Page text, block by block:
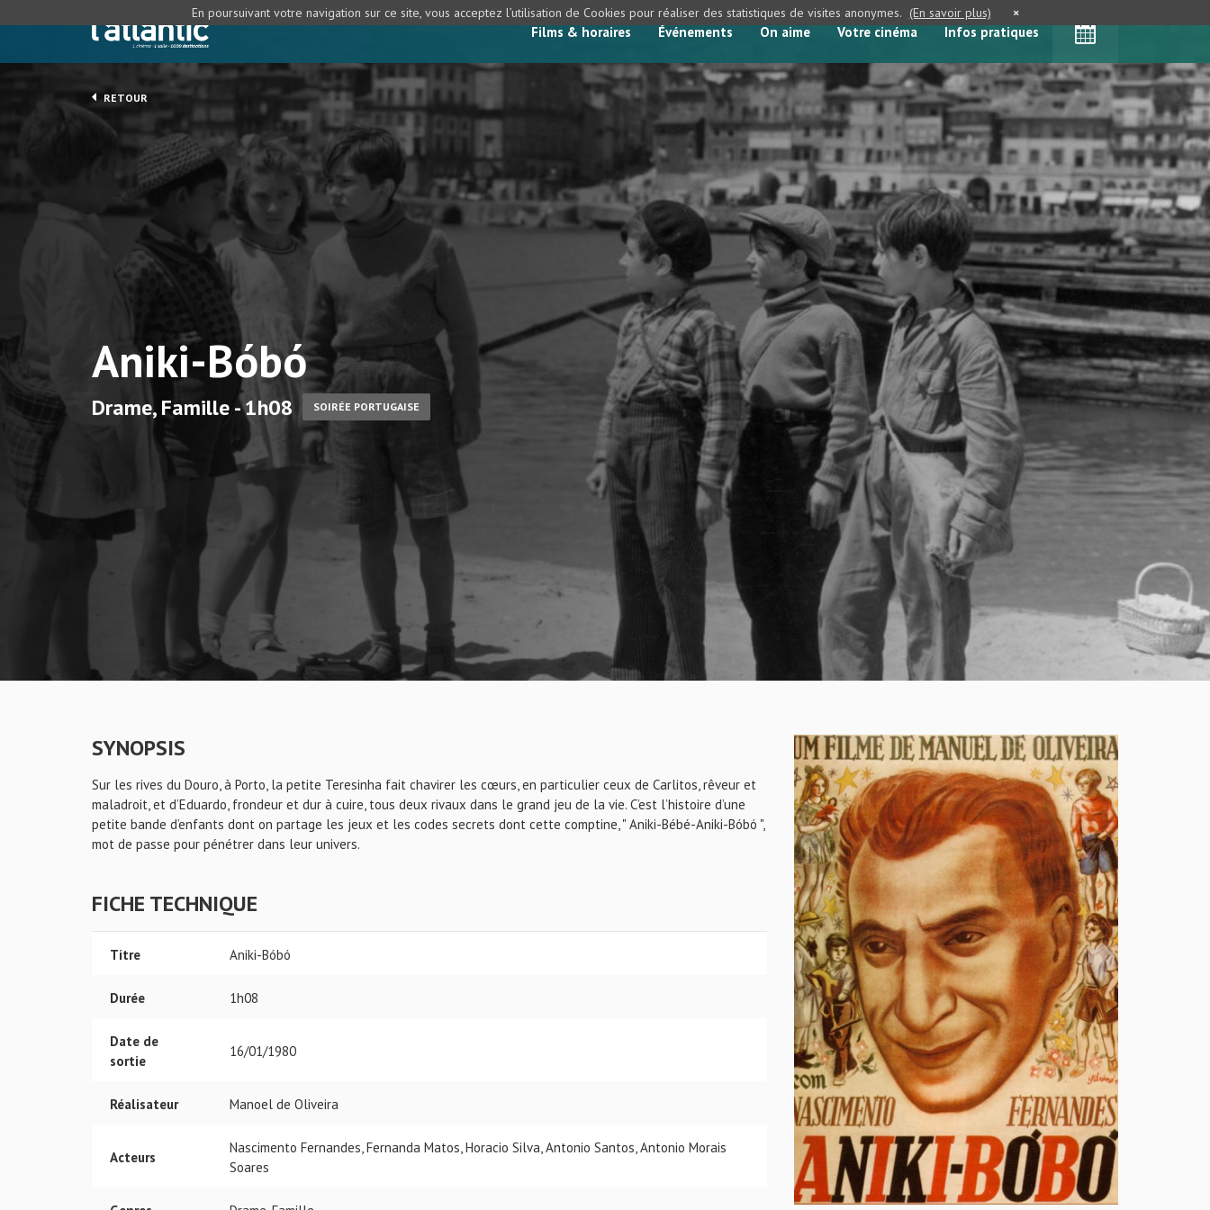
Films & horaires Événements On aime Votre cinéma Infos pratiques
RETOUR
Aniki-Bóbó
Drame, Famille - 1h08 SOIRÉE PORTUGAISE
SYNOPSIS
Sur les rives du Douro, à Porto, la petite Teresinha fait chavirer les cœurs, en particulier ceux de Carlitos, rêveur et
maladroit, et d’Eduardo, frondeur et dur à cuire, tous deux rivaux dans le grand jeu de la vie. C’est l’histoire d’une
petite bande d’enfants dont on partage les jeux et les codes secrets dont cette comptine, " Aniki-Bébé-Aniki-Bóbó ",
mot de passe pour pénétrer dans leur univers.
FICHE TECHNIQUE
Titre Aniki-Bóbó
Durée 1h08
Date de
sortie
16/01/1980
Réalisateur Manoel de Oliveira
Acteurs
Nascimento Fernandes, Fernanda Matos, Horacio Silva, Antonio Santos, Antonio Morais
Soares
En poursuivant votre navigation sur ce site, vous acceptez l’utilisation de Cookies pour réaliser des statistiques de visites anonymes. (En savoir plus) ×